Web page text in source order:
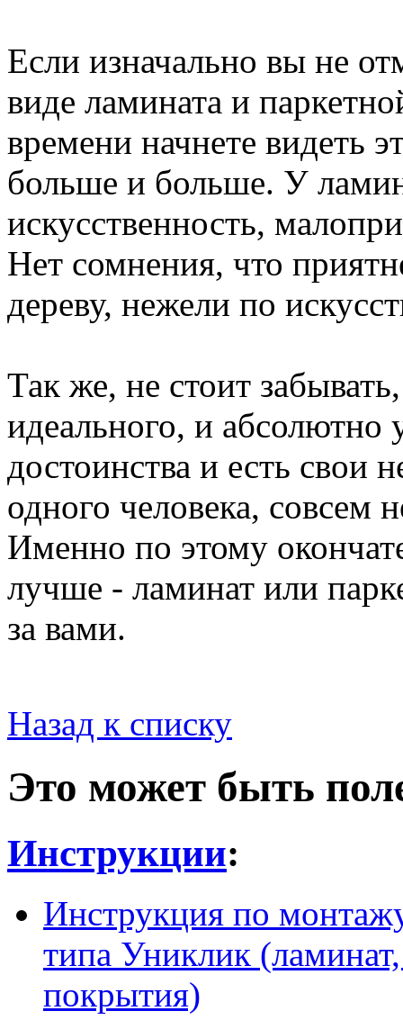
Если изначально вы не
виде ламината и
времени начнете видеть
больше и больше. У
искусственность,
Нет сомнения, что
дереву, нежели по
Так же, не стоит
идеального, и абсолютно
достоинства и есть свои
одного человека, совсем
Именно по этому
лучше - ламинат или
за вами.
Назад к списку
Это может быть
Инструкции:
Инструкция по
типа Униклик
покрытия)